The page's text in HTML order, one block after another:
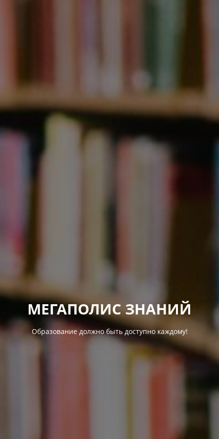
МЕГАПОЛИС ЗНАНИЙ
Образование должно быть доступно каждому!